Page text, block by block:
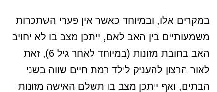
במקרים אלו, ובמיוחד כאשר אין פערי השתכרות
משמעותיים בין האב לאם, ייתכן מצב בו לא יחויב
האב בחובת מזונות (במיוחד לאחר גיל 6), זאת
לאור הרצון להעניק לילד רמת חיים שווה בשני
הבתים, ואף ייתכן מצב בו תשלם האישה מזונות